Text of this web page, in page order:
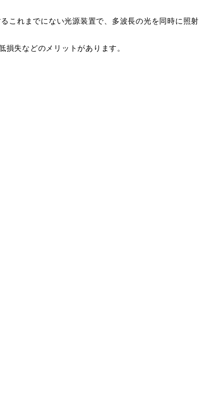
これまでにない光源装置で、多波長の光を同時に照射
失などのメリットがあります。